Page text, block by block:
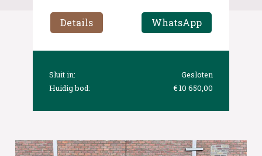
Details WhatsApp
Sluit in:
Gesloten
Huidig bod:
€ 10 650,00